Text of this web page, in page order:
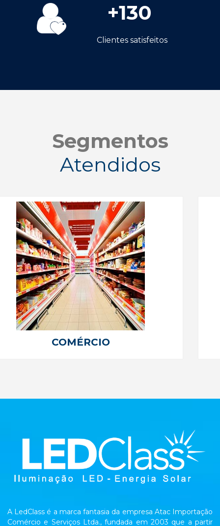
+130
Clientes satisfeitos
Segmentos
Atendidos
COMÉRCIO
A LedClass é a marca fantasia da empresa Atac Importação
Comércio e Serviços Ltda., fundada em 2003 que a partir